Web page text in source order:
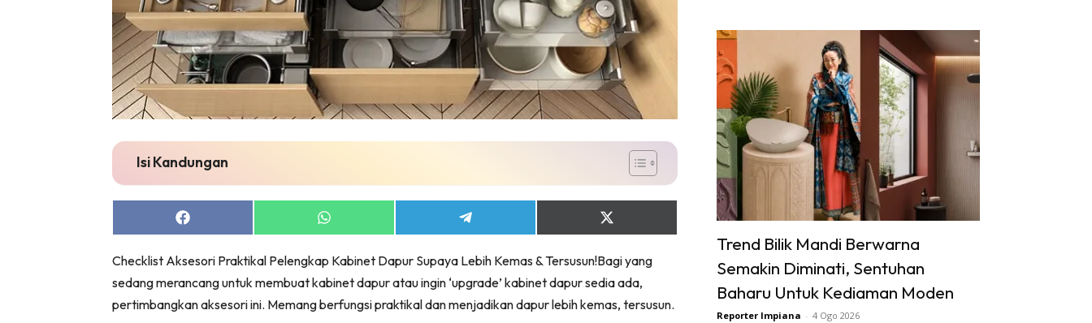
Interior Design
Landskap
DIY
Bilik Tidur
Make Over
Ruang Makan
Ruang Tamu
Isi Kandungan
Share
on
Share
on
Share
on
Share
on
(Twitter)
Checklist Aksesori Praktikal Pelengkap Kabinet Dapur Supaya Lebih Kemas & Tersusun!Bagi yang
sedang merancang untuk membuat kabinet dapur atau ingin ‘upgrade’ kabinet dapur sedia ada,
pertimbangkan aksesori ini. Memang berfungsi praktikal dan menjadikan dapur lebih kemas, tersusun.
Trend Bilik Mandi Berwarna
Semakin Diminati, Sentuhan
Baharu Untuk Kediaman Moden
Reporter Impiana - 4 Ogo 2026